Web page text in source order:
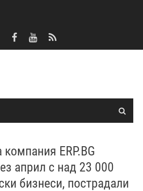
ERP.BG
април с над 23 000
бизнеси, пострадали